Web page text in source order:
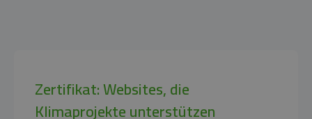
Zertifikat: Websites, die
Klimaprojekte unterstützen